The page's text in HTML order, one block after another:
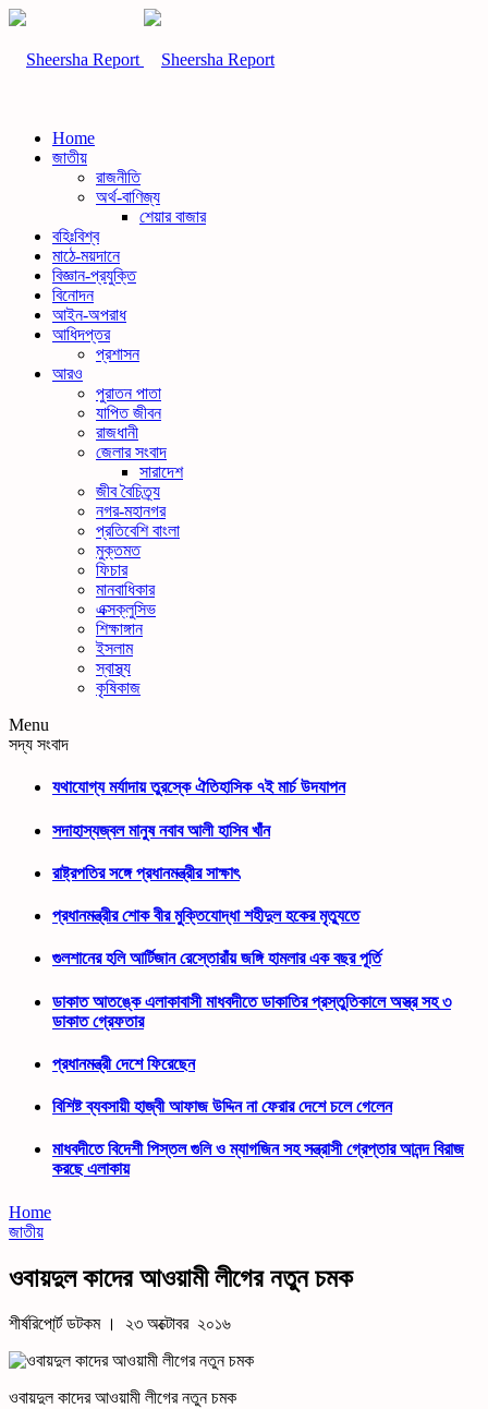
Home
জাতীয়
রাজনীতি
অর্থ-বাণিজ্য
শেয়ার বাজার
বহিঃবিশ্ব
মাঠে-ময়দানে
বিজ্ঞান-প্রযুক্তি
বিনোদন
আইন-অপরাধ
আধিদপ্তর
প্রশাসন
আরও
পুরাতন পাতা
যাপিত জীবন
রাজধানী
জেলার সংবাদ
সারাদেশ
জীব বৈচিত্র্য
নগর-মহানগর
প্রতিবেশি বাংলা
মুক্তমত
ফিচার
মানবাধিকার
এক্সক্লুসিভ
শিক্ষাঙ্গান
ইসলাম
স্বাস্থ্য
কৃষিকাজ
Menu
সদ্য সংবাদ
যথাযোগ্য মর্যাদায় তুরস্কে ঐতিহাসিক ৭ই মার্চ উদযাপন
সদাহাস্যজ্বল মানুষ নবাব আলী হাসিব খাঁন
রাষ্ট্রপতির সঙ্গে প্রধানমন্ত্রীর সাক্ষাৎ
প্রধানমন্ত্রীর শোক বীর মুক্তিযোদ্ধা শহীদুল হকের মৃত্যুতে
গুলশানের হলি আর্টিজান রেস্তোরাঁয় জঙ্গি হামলার এক বছর পূর্তি
ডাকাত আতঙ্কে এলাকাবাসী মাধবদীতে ডাকাতির প্রস্তুতিকালে অস্ত্র সহ ৩
ডাকাত গ্রেফতার
প্রধানমন্ত্রী দেশে ফিরেছেন
বিশিষ্ট ব্যবসায়ী হাজ্বী আফাজ উদ্দিন না ফেরার দেশে চলে গেলেন
মাধবদীতে বিদেশী পিস্তল গুলি ও ম্যাগজিন সহ সন্ত্রাসী গ্রেপ্তার আনন্দ বিরাজ
করছে এলাকায়
Home
জাতীয়
ওবায়দুল কাদের আওয়ামী লীগের নতুন চমক
শীর্ষরিপো্র্ট ডটকম । ২৩ অক্টোবর ২০১৬
ওবায়দুল কাদের আওয়ামী লীগের নতুন চমক